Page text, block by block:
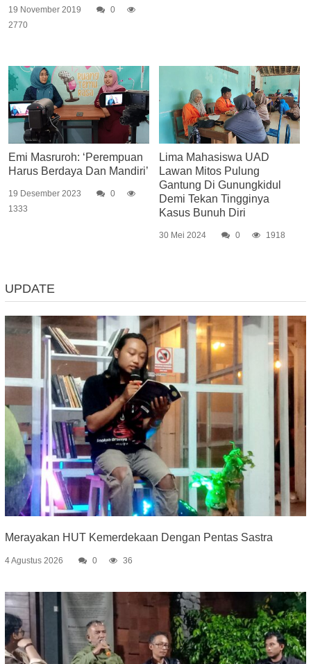
19 November 2019
0
2770
Emi Masruroh: ‘Perempuan
Harus Berdaya Dan Mandiri’
19 Desember 2023
0
1333
Lima Mahasiswa UAD
Lawan Mitos Pulung
Gantung Di Gunungkidul
Demi Tekan Tingginya
Kasus Bunuh Diri
30 Mei 2024 0 1918
UPDATE
Merayakan HUT Kemerdekaan Dengan Pentas Sastra
4 Agustus 2026 0 36